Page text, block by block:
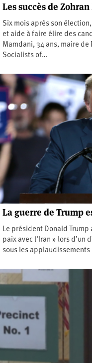
Les succès de
Six mois après son
et aide à faire élire des
Mamdani, 34 ans, maire de
Socialists of…
La guerre de Trump
Le président Donald Trump
paix avec l’Iran » lors d’un
sous les applaudissements